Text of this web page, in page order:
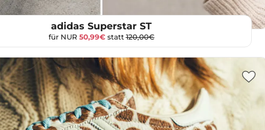
adidas Superstar ST
für NUR 50,99€statt120,00€